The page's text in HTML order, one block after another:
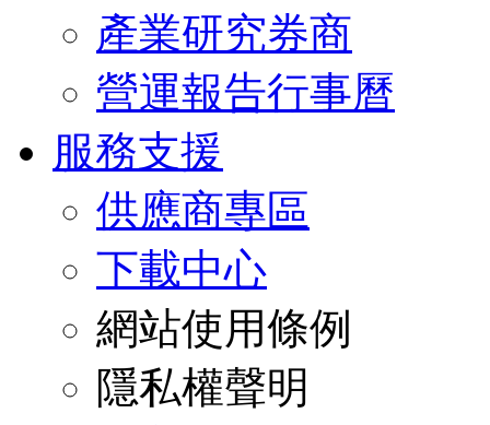
產業研究券商
營運報告行事曆
服務支援
供應商專區
下載中心
網站使用條例
隱私權聲明